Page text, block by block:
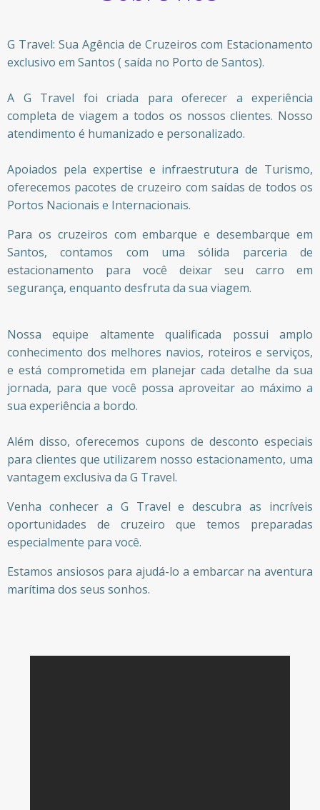
G Travel: Sua Agência de Cruzeiros com Estacionamento
exclusivo em Santos ( saída no Porto de Santos).
A G Travel foi criada para oferecer a experiência
completa de viagem a todos os nossos clientes. Nosso
atendimento é humanizado e personalizado.
Apoiados pela expertise e infraestrutura de Turismo,
oferecemos pacotes de cruzeiro com saídas de todos os
Portos Nacionais e Internacionais.
Para os cruzeiros com embarque e desembarque em
Santos, contamos com uma sólida parceria de
estacionamento para você deixar seu carro em
segurança, enquanto desfruta da sua viagem.
Nossa equipe altamente qualificada possui amplo
conhecimento dos melhores navios, roteiros e serviços,
e está comprometida em planejar cada detalhe da sua
jornada, para que você possa aproveitar ao máximo a
sua experiência a bordo.
Além disso, oferecemos cupons de desconto especiais
para clientes que utilizarem nosso estacionamento, uma
vantagem exclusiva da G Travel.
Venha conhecer a G Travel e descubra as incríveis
oportunidades de cruzeiro que temos preparadas
especialmente para você.
Estamos ansiosos para ajudá-lo a embarcar na aventura
marítima dos seus sonhos.